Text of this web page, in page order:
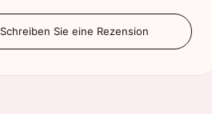
Schreiben Sie eine Rezension